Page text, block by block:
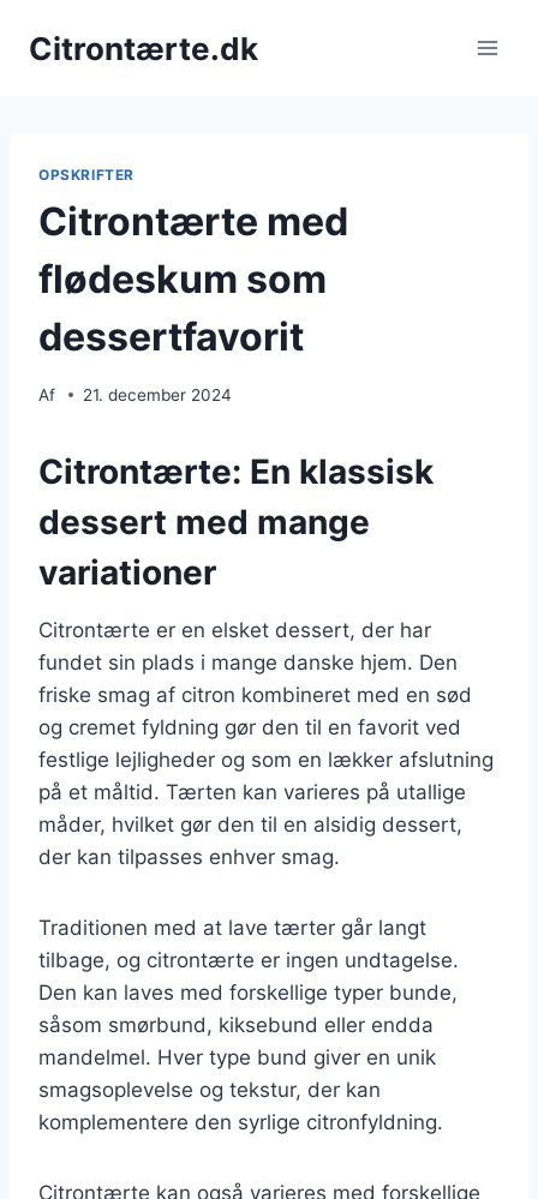
Citrontærte.dk
OPSKRIFTER
Citrontærte med
flødeskum som
dessertfavorit
Af 21. december 2024
Citrontærte: En klassisk
dessert med mange
variationer
Citrontærte er en elsket dessert, der har
fundet sin plads i mange danske hjem. Den
friske smag af citron kombineret med en sød
og cremet fyldning gør den til en favorit ved
festlige lejligheder og som en lækker afslutning
på et måltid. Tærten kan varieres på utallige
måder, hvilket gør den til en alsidig dessert,
der kan tilpasses enhver smag.
Traditionen med at lave tærter går langt
tilbage, og citrontærte er ingen undtagelse.
Den kan laves med forskellige typer bunde,
såsom smørbund, kiksebund eller endda
mandelmel. Hver type bund giver en unik
smagsoplevelse og tekstur, der kan
komplementere den syrlige citronfyldning.
Citrontærte kan også varieres med forskellige